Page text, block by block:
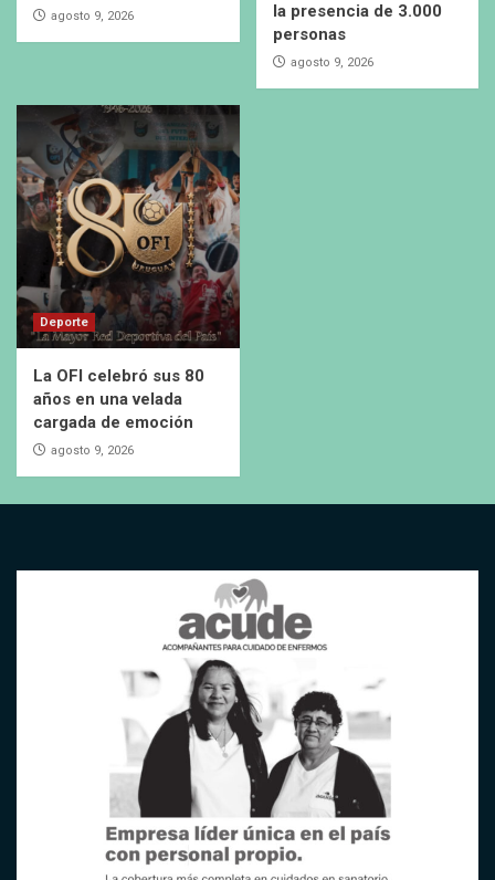
agosto 9, 2026
la presencia de 3.000
personas
agosto 9, 2026
Deporte
La OFI celebró sus 80
años en una velada
cargada de emoción
agosto 9, 2026